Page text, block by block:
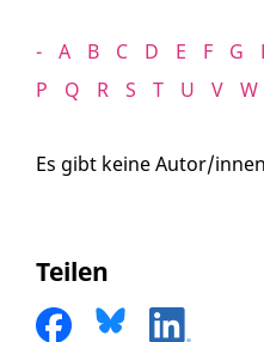
- A B C D E F G
P
Q R S T U V W
Es gibt keine Autor/
Teilen